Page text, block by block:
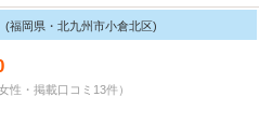
(福岡県・北九州市小倉北区)
性・掲載口コミ13件）